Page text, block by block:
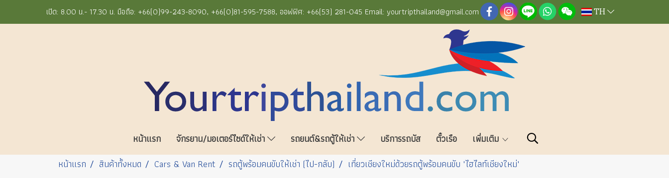
เปิด: 8.00 น.- 17.30 น. มือถือ: +66(0)99-243-8090, +66(0)81-595-7588, ออฟฟิศ: +66(53) 281-045 Email: yourtripthailand@gmail.com TH
หน้าแรก จักรยาน/มอเตอร์ไซด์ให้เช่า รถยนต์&รถตู้ให้เช่า บริการรถบัส ตั๋วเรือ
เพิ่มเติม
หน้าแรก
สินค้าทั้งหมด Cars & Van Rent รถตู้พร้อมคนขับให้เช่า (ไป-กลับ) เที่ยวเชียงใหม่ด้วยรถตู้พร้อมคนขับ "ไฮไลท์เชียงใหม่"